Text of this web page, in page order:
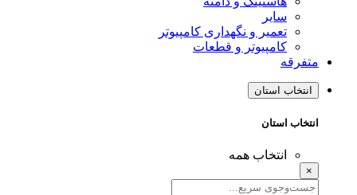
سایر
تعمیر و نگهداری کامپیوتر
کامپیوتر و قطعات
متفرقه
انتخاب استان
انتخاب استان
انتخاب همه
×